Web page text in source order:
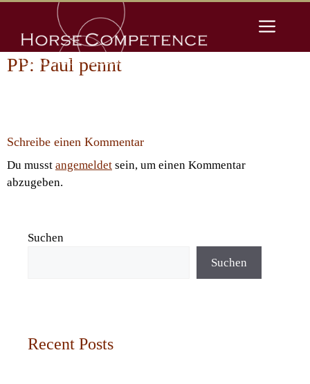
springen
PP: Paul pennt
Schreibe einen Kommentar
Du musst angemeldet sein, um einen Kommentar
abzugeben.
Suchen
Suchen
Recent Posts